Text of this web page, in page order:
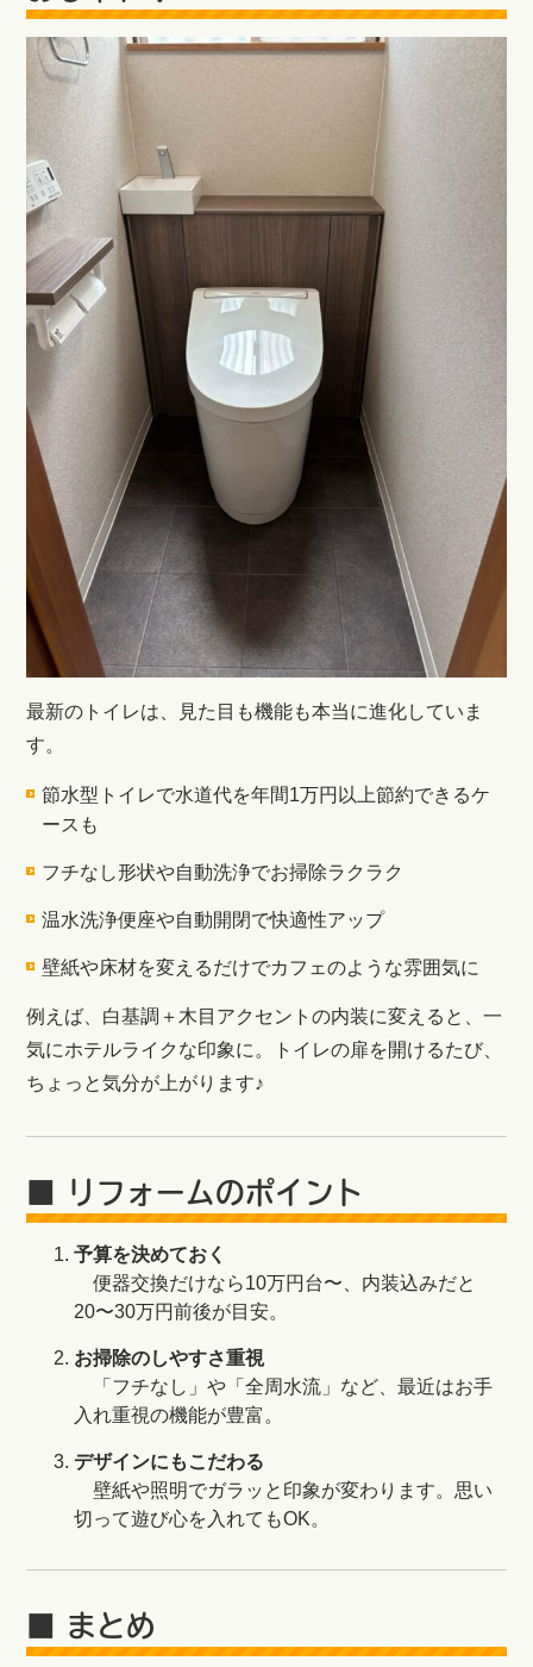
最新のトイレは、見た目も機能も本当に進化していま
す。
節水型トイレで水道代を年間1万円以上節約できるケ
ースも
フチなし形状や自動洗浄でお掃除ラクラク
温水洗浄便座や自動開閉で快適性アップ
壁紙や床材を変えるだけでカフェのような雰囲気に
例えば、白基調＋木目アクセントの内装に変えると、一
気にホテルライクな印象に。トイレの扉を開けるたび、
ちょっと気分が上がります♪
■ リフォームのポイント
予算を決めておく
便器交換だけなら10万円台〜、内装込みだと
20〜30万円前後が目安。
お掃除のしやすさ重視
「フチなし」や「全周水流」など、最近はお手
入れ重視の機能が豊富。
デザインにもこだわる
壁紙や照明でガラッと印象が変わります。思い
切って遊び心を入れてもOK。
■ まとめ